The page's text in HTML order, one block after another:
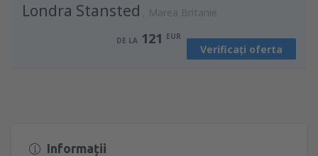
dinBacău, George Enescu (BCM)
Londra Stansted Marea Britanie
DE LA 121 EUR
Verificați oferta
Informații